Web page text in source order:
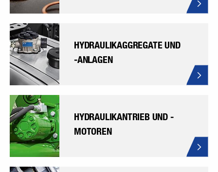
HYDRAULIKAGGREGATE UND
-ANLAGEN
HYDRAULIKANTRIEB UND -
MOTOREN